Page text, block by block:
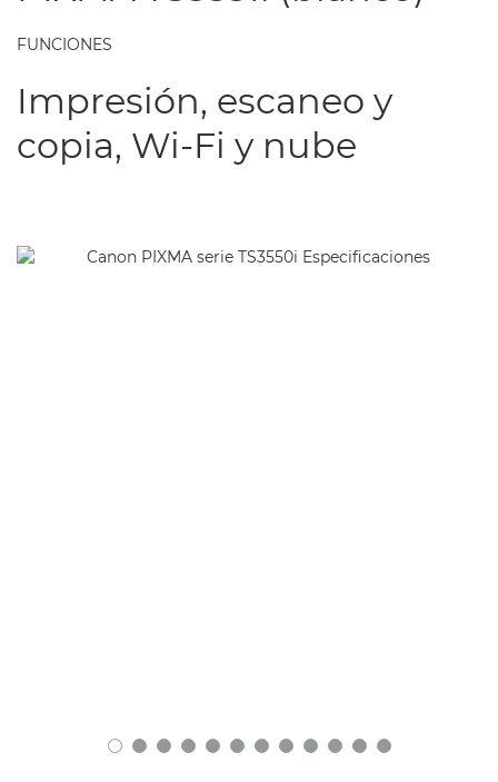
FUNCIONES
Impresión, escaneo y
copia, Wi-Fi y nube